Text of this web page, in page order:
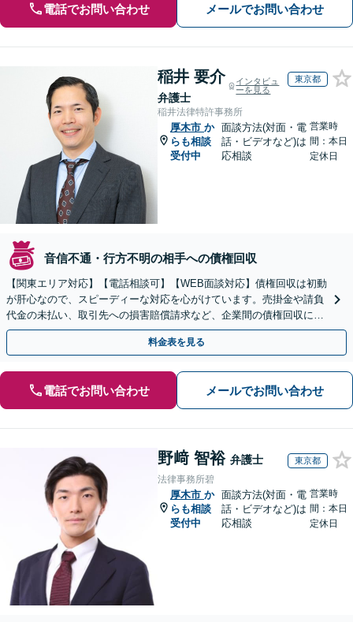
電話でお問い合わせ メールでお問い合わせ
稲井 要介
弁護士
インタビュ
ーを見る
東京都
稲井法律特許事務所
厚木市 か
らも相談
受付中
面談方法(対面・電
話・ビデオなど)は
応相談
営業時
間：本日
定休日
音信不通・行方不明の相手への債権回収
【関東エリア対応】【電話相談可】【WEB面談対応】債権回収は初動
が肝心なので、スピーディーな対応を心がけています。売掛金や請負
代金の未払い、取引先への損害賠償請求など、企業間の債権回収に幅
広く対応「フリーランスの報酬未払いもご相談ください」
料金表を見る
電話でお問い合わせ メールでお問い合わせ
野﨑 智裕 弁護士 東京都
法律事務所碧
厚木市 か
らも相談
受付中
面談方法(対面・電
話・ビデオなど)は
応相談
営業時
間：本日
定休日